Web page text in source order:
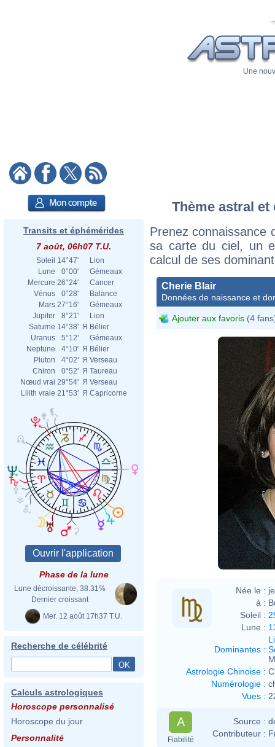
Une
Transits et éphémérides
7 août, 06h07 T.U.
Soleil 14°47'
Lion
Lune
0°00'
Gémeaux
Mercure 26°24'
Cancer
Vénus
0°28'
Balance
Mars 27°16'
Gémeaux
Jupiter
8°21'
Lion
Saturne 14°38' Я Bélier
Uranus
5°12'
Gémeaux
Neptune
4°10' Я Bélier
Pluton
4°02' Я Verseau
Chiron
0°52' Я Taureau
Nœud vrai 29°54' Я Verseau
Lilith vraie 21°53' Я Capricorne
Phase de la lune
Lune décroissante, 38.31%
Dernier croissant
Mer. 12 août 17h37 T.U.
Recherche de célébrité
Calculs astrologiques
Horoscope personnalisé
Horoscope du jour
Personnalité
Thème astral
Prenez connaissance
sa carte du ciel, un
calcul de ses
Cherie Blair
Données de naissance et
Ajouter aux favoris (4
Née le :
à :
Soleil :
Lune :
Dominantes :
Astrologie Chinoise :
Numérologie :
Vues :
A
Fiabilité
Source :
Contributeur :